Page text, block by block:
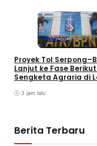
Nasional
Proyek Tol
Lanjut ke Fase
Sengketa Agraria di
3 jam lalu
Berita Terbaru